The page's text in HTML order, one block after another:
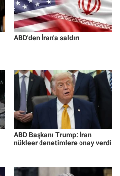
ABD'den İran'a saldırı
ABD Başkanı Trump: İran
nükleer denetimlere onay verdi